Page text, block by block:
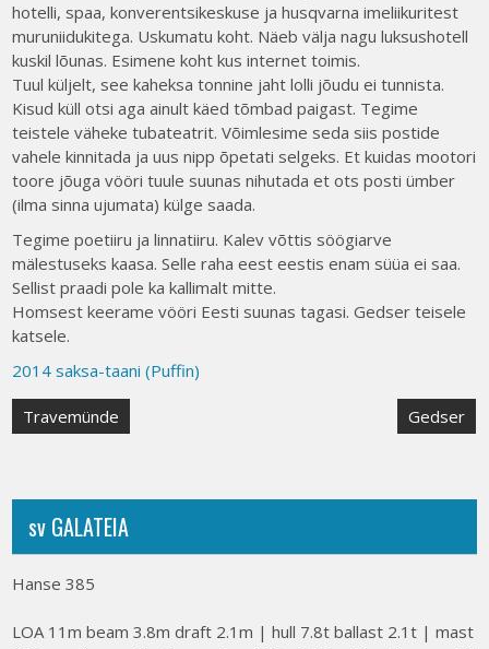
hotelli, spaa, konverentsikeskuse ja husqvarna imeliikuritest
muruniidukitega. Uskumatu koht. Näeb välja nagu luksushotell
kuskil lõunas. Esimene koht kus internet toimis.
Tuul küljelt, see kaheksa tonnine jaht lolli jõudu ei tunnista.
Kisud küll otsi aga ainult käed tõmbad paigast. Tegime
teistele väheke tubateatrit. Võimlesime seda siis postide
vahele kinnitada ja uus nipp õpetati selgeks. Et kuidas mootori
toore jõuga vööri tuule suunas nihutada et ots posti ümber
(ilma sinna ujumata) külge saada.
Tegime poetiiru ja linnatiiru. Kalev võttis söögiarve
mälestuseks kaasa. Selle raha eest eestis enam süüa ei saa.
Sellist praadi pole ka kallimalt mitte.
Homsest keerame vööri Eesti suunas tagasi. Gedser teisele
katsele.
2014 saksa-taani (Puffin)
Post
Travemünde Gedser
sv GALATEIA
Hanse 385
LOA 11m beam 3.8m draft 2.1m | hull 7.8t ballast 2.1t | mast